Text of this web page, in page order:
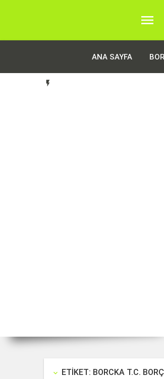

ANA SAYFA

keyboard_arrow_down ETIKET: BORCKA T.C.